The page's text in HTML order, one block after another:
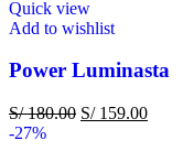
Quick view
Add to wishlist
Power Luminasta
S/180.00 S/159.00
-27%